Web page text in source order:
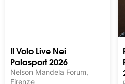
Il Volo Live Nei
Palasport 2026
Nelson Mandela Forum,
Firenze